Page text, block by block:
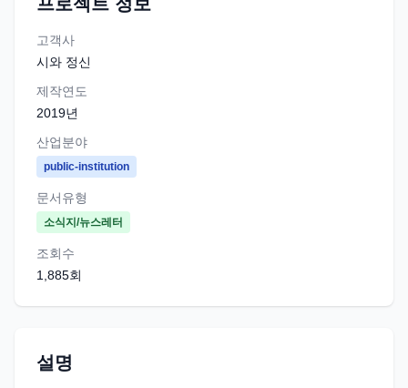
고객사
시와 정신
제작연도
2019년
산업분야
public-institution
문서유형
소식지/뉴스레터
조회수
1,885회
설명